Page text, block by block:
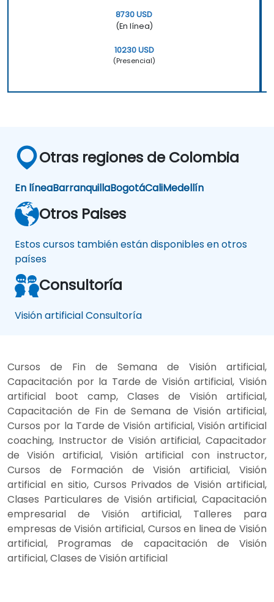
8730 USD
(En línea)
10230 USD
(Presencial)
Otras regiones de Colombia
En líneaBarranquillaBogotáCaliMedellín
Otros Paises
Estos cursos también están disponibles en otros
países
Consultoría
Visión artificial Consultoría
Cursos de Fin de Semana de Visión artificial,
Capacitación por la Tarde de Visión artificial, Visión
artificial boot camp, Clases de Visión artificial,
Capacitación de Fin de Semana de Visión artificial,
Cursos por la Tarde de Visión artificial, Visión artificial
coaching, Instructor de Visión artificial, Capacitador
de Visión artificial, Visión artificial con instructor,
Cursos de Formación de Visión artificial, Visión
artificial en sitio, Cursos Privados de Visión artificial,
Clases Particulares de Visión artificial, Capacitación
empresarial de Visión artificial, Talleres para
empresas de Visión artificial, Cursos en linea de Visión
artificial, Programas de capacitación de Visión
artificial, Clases de Visión artificial